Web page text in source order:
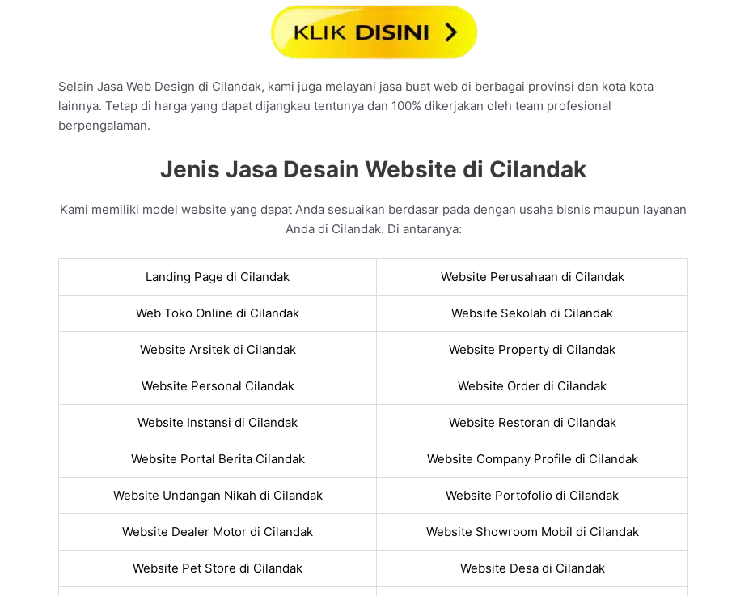
Selain Jasa Web Design di Cilandak, kami juga melayani jasa buat web di berbagai provinsi dan kota kota
lainnya. Tetap di harga yang dapat dijangkau tentunya dan 100% dikerjakan oleh team profesional
berpengalaman.
Jenis Jasa Desain Website di Cilandak
Kami memiliki model website yang dapat Anda sesuaikan berdasar pada dengan usaha bisnis maupun layanan
Anda di Cilandak. Di antaranya:
Landing Page di Cilandak Website Perusahaan di Cilandak
Web Toko Online di Cilandak Website Sekolah di Cilandak
Website Arsitek di Cilandak Website Property di Cilandak
Website Personal Cilandak Website Order di Cilandak
Website Instansi di Cilandak Website Restoran di Cilandak
Website Portal Berita Cilandak Website Company Profile di Cilandak
Website Undangan Nikah di Cilandak Website Portofolio di Cilandak
Website Dealer Motor di Cilandak Website Showroom Mobil di Cilandak
Website Pet Store di Cilandak Website Desa di Cilandak